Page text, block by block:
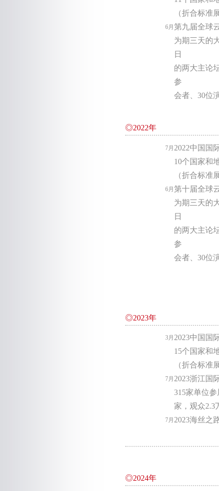
6月
（折合标准
第九届全球
为期三天的
日
的两大主论
参
会者、30位
◎2022年
7月
6月
2022中国国
10个国家和
（折合标准
第十届全球
为期三天的
日
的两大主论
参
会者、30位
◎2023年
3月
7月
7月
2023中国国
15个国家和
（折合标准
2023浙江国
315家单位
家 ，观众
2023海丝之
◎2024年